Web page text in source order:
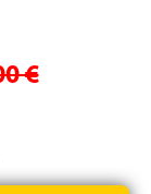
lavable en
€